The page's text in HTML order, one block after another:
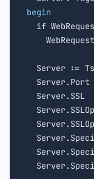
begin
if
Server :=
Server.Port
Server.SSL